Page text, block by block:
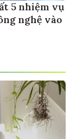
5 nhiệm vụ
nghệ vào